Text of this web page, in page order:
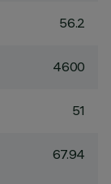
56.2
4600
51
67.94